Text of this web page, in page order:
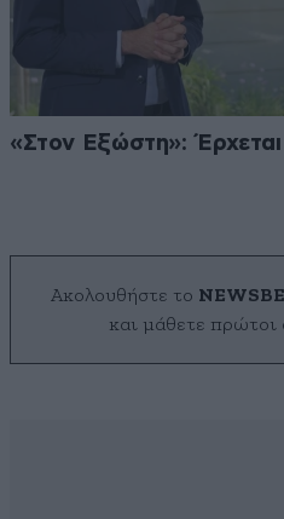
«Στον Εξώστη»:
Ακολουθήστε το
και μάθετε πρώτοι